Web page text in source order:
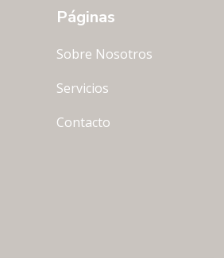
Páginas
Sobre Nosotros
Servicios
Contacto